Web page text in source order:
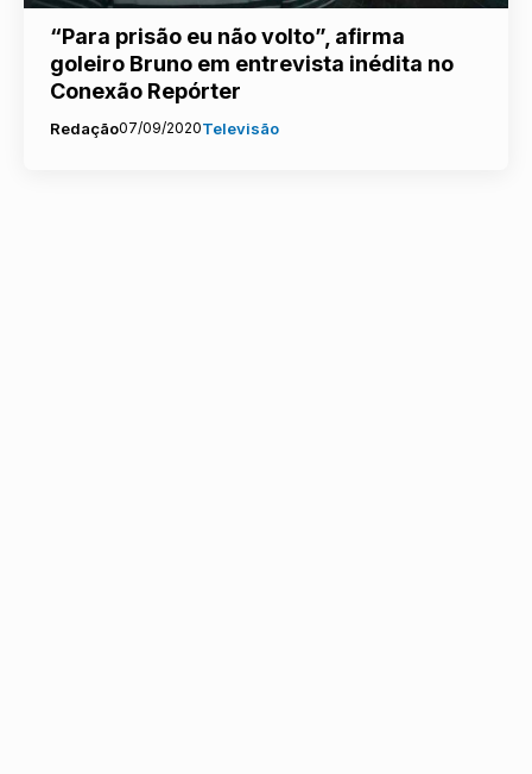
“Para prisão eu não volto”, afirma
goleiro Bruno em entrevista inédita no
Conexão Repórter
Redação07/09/2020Televisão